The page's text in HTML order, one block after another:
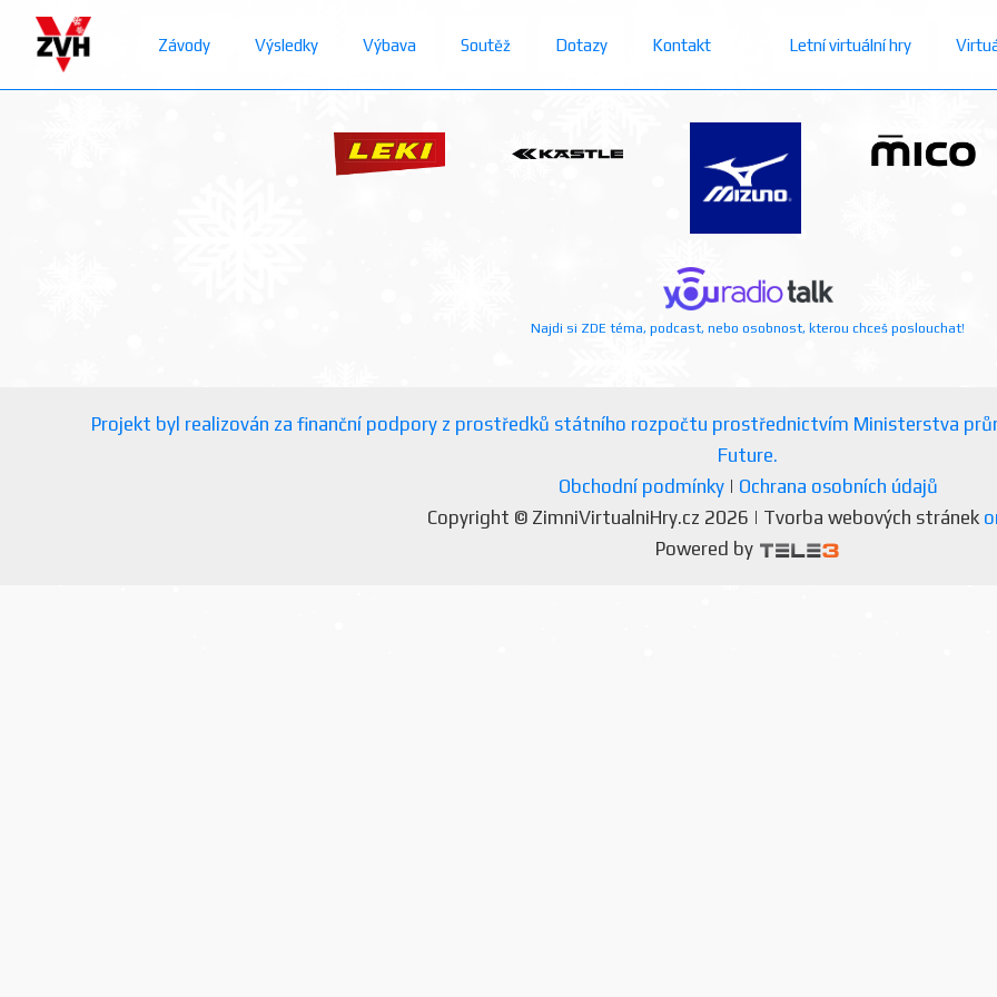
Závody Výsledky Výbava Soutěž Dotazy Kontakt Letní virtuální hry
Najdi si ZDE téma, podcast, nebo osobnost, kterou chceš poslouchat!
Projekt byl realizován za finanční podpory z prostředků státního rozpočtu prostřednictvím Ministerstva
Future.
Obchodní podmínky| Ochrana osobních údajů
Copyright © ZimniVirtualniHry.cz 2026 | Tvorba webových stránek
Powered by